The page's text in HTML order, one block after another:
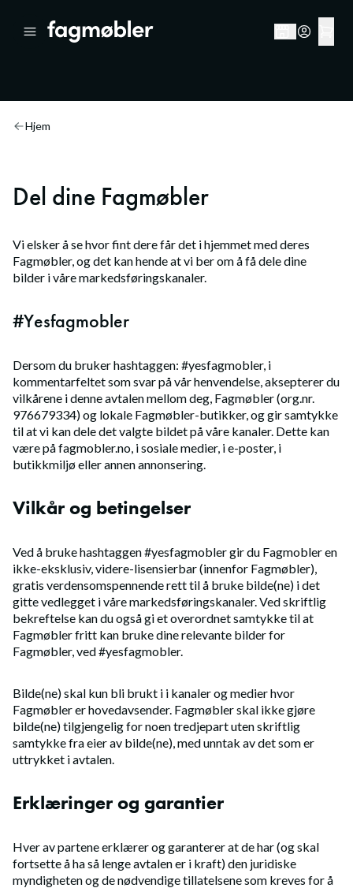
Hjem
Del dine Fagmøbler
Vi elsker å se hvor fint dere får det i hjemmet med deres
Fagmøbler, og det kan hende at vi ber om å få dele dine
bilder i våre markedsføringskanaler.
#Yesfagmobler
Dersom du bruker hashtaggen: #yesfagmobler, i
kommentarfeltet som svar på vår henvendelse, aksepterer du
vilkårene i denne avtalen mellom deg, Fagmøbler (org.nr.
976679334) og lokale Fagmøbler-butikker, og gir samtykke
til at vi kan dele det valgte bildet på våre kanaler. Dette kan
være på fagmobler.no, i sosiale medier, i e-poster, i
butikkmiljø eller annen annonsering.
Vilkår og betingelser
Ved å bruke hashtaggen #yesfagmobler gir du Fagmobler en
ikke-eksklusiv, videre-lisensierbar (innenfor Fagmøbler),
gratis verdensomspennende rett til å bruke bilde(ne) i det
gitte vedlegget i våre markedsføringskanaler. Ved skriftlig
bekreftelse kan du også gi et overordnet samtykke til at
Fagmøbler fritt kan bruke dine relevante bilder for
Fagmøbler, ved #yesfagmobler.
Bilde(ne) skal kun bli brukt i i kanaler og medier hvor
Fagmøbler er hovedavsender. Fagmøbler skal ikke gjøre
bilde(ne) tilgjengelig for noen tredjepart uten skriftlig
samtykke fra eier av bilde(ne), med unntak av det som er
uttrykket i avtalen.
Erklæringer og garantier
Hver av partene erklærer og garanterer at de har (og skal
fortsette å ha så lenge avtalen er i kraft) den juridiske
myndigheten og de nødvendige tillatelsene som kreves for å